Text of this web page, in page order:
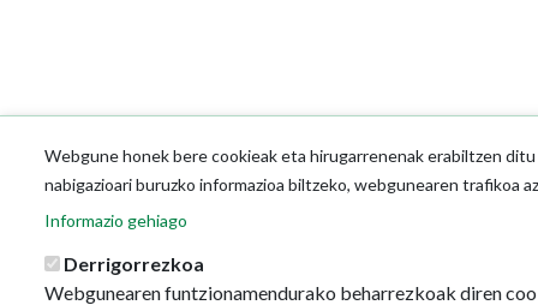
Webgune honek bere cookieak eta hirugarrenenak erabiltzen
nabigazioari buruzko informazioa biltzeko, webgunearen trafikoa
Informazio gehiago
Derrigorrezkoa
Webgunearen funtzionamendurako beharrezkoak diren